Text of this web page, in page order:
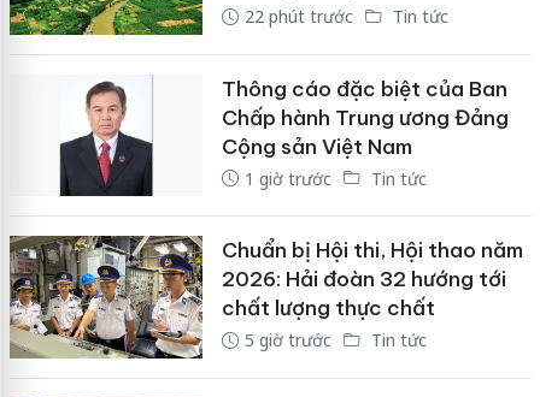
22 phút trước Tin tức
Thông cáo đặc biệt của Ban
Chấp hành Trung ương Đảng
Cộng sản Việt Nam
1 giờ trước Tin tức
Chuẩn bị Hội thi, Hội thao năm
2026: Hải đoàn 32 hướng tới
chất lượng thực chất
5 giờ trước Tin tức